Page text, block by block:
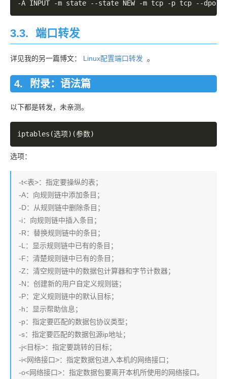
-A INPUT -m state --state NEW -m tcp -p tcp --
3.3. 端口转发
详见我的另一篇博文： Linux配置端口转发 。
附录：语法篇
以下都是转发，未亲测。
选项：
-t<表>：指定要操纵的表；
-A：向规则链中添加条目；
-D：从规则链中删除条目；
-i：向规则链中插入条目；
-R：替换规则链中的条目；
-L：显示规则链中已有的条目；
-F：清楚规则链中已有的条目；
-Z：清空规则链中的数据包计算器和字节计数器；
-N：创建新的用户自定义规则链；
-P：定义规则链中的默认目标；
-h：显示帮助信息；
-p：指定要匹配的数据包协议类型；
-s：指定要匹配的数据包源ip地址；
-j<目标>：指定要跳转的目标；
-i<网络接口>：指定数据包进入本机的网络接口；
-o<网络接口>：指定数据包要离开本机所使用的网络接口。